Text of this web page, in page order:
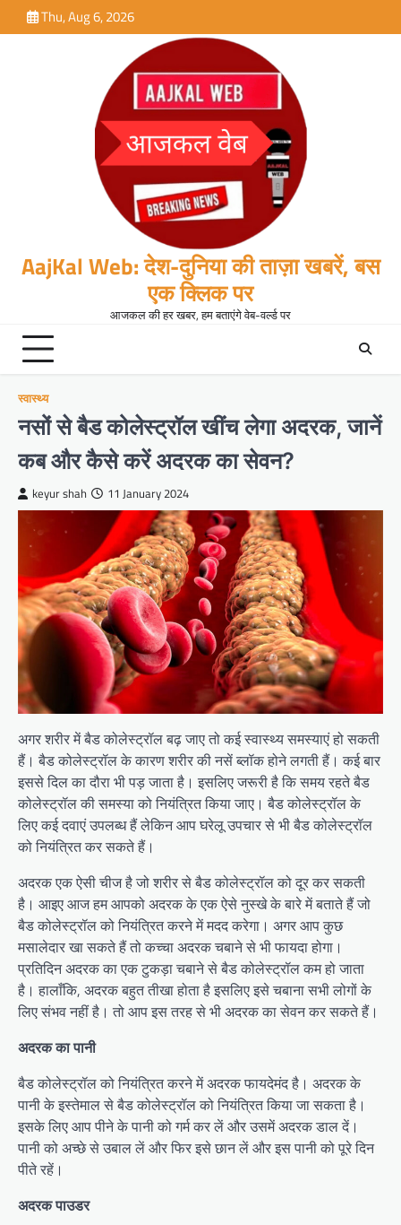
to
Thu, Aug 6, 2026
AajKal Web: देश-दुनिया की ताज़ा खबरें, बस
एक क्लिक पर
आजकल की हर खबर, हम बताएंगे वेब-वर्ल्ड पर
स्वास्थ्य
नसों से बैड कोलेस्ट्रॉल खींच लेगा अदरक, जानें
कब और कैसे करें अदरक का सेवन?
keyur shah 11 January 2024
अगर शरीर में बैड कोलेस्ट्रॉल बढ़ जाए तो कई स्वास्थ्य समस्याएं हो सकती
हैं। बैड कोलेस्ट्रॉल के कारण शरीर की नसें ब्लॉक होने लगती हैं। कई बार
इससे दिल का दौरा भी पड़ जाता है। इसलिए जरूरी है कि समय रहते बैड
कोलेस्ट्रॉल की समस्या को नियंत्रित किया जाए। बैड कोलेस्ट्रॉल के
लिए कई दवाएं उपलब्ध हैं लेकिन आप घरेलू उपचार से भी बैड कोलेस्ट्रॉल
को नियंत्रित कर सकते हैं।
अदरक एक ऐसी चीज है जो शरीर से बैड कोलेस्ट्रॉल को दूर कर सकती
है। आइए आज हम आपको अदरक के एक ऐसे नुस्खे के बारे में बताते हैं जो
बैड कोलेस्ट्रॉल को नियंत्रित करने में मदद करेगा। अगर आप कुछ
मसालेदार खा सकते हैं तो कच्चा अदरक चबाने से भी फायदा होगा।
प्रतिदिन अदरक का एक टुकड़ा चबाने से बैड कोलेस्ट्रॉल कम हो जाता
है। हालाँकि, अदरक बहुत तीखा होता है इसलिए इसे चबाना सभी लोगों के
लिए संभव नहीं है। तो आप इस तरह से भी अदरक का सेवन कर सकते हैं।
अदरक का पानी
बैड कोलेस्ट्रॉल को नियंत्रित करने में अदरक फायदेमंद है। अदरक के
पानी के इस्तेमाल से बैड कोलेस्ट्रॉल को नियंत्रित किया जा सकता है।
इसके लिए आप पीने के पानी को गर्म कर लें और उसमें अदरक डाल दें।
पानी को अच्छे से उबाल लें और फिर इसे छान लें और इस पानी को पूरे दिन
पीते रहें।
अदरक पाउडर